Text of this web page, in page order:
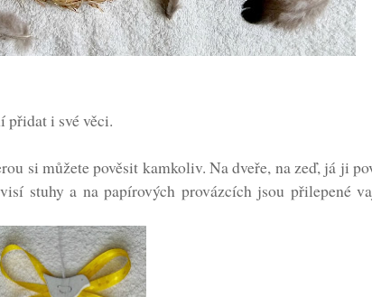
přidat i své věci.
si můžete pověsit kamkoliv. Na dveře, na zeď, já ji
stuhy a na papírových provázcích jsou přilepené